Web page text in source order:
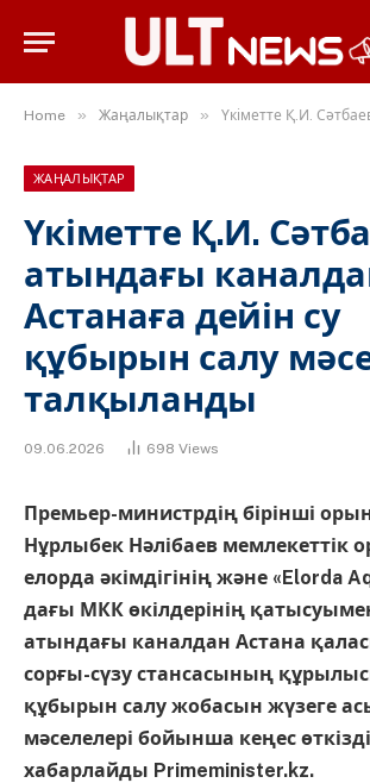
Home » Жаңалықтар » Үкіметте Қ.И. Сәтбаев атындағы каналдан Астанаға
ЖАҢАЛЫҚТАР
Үкіметте Қ.И.
атындағы
Астанаға дейін су
құбырын салу
талқыланды
09.06.2026 698 Views
Премьер-министрдің бірінші
Нұрлыбек Нәлібаев мемлекеттік
елорда әкімдігінің және «Elorda
дағы МКК өкілдерінің
атындағы каналдан Астана
сорғы-сүзу стансасының
құбырын салу жобасын жүзеге
мәселелері бойынша кеңес
хабарлайды Primeminister.kz.